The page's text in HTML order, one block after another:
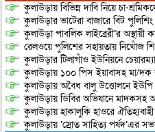
কুলাউড়ায় বিভিন্ন দাবি নিয়ে চা-
কুলাউড়ার ভাটেরা বাজারে বিট
কুলাউড়া পাবলিক লাইব্রেরী’র
রেলওয়ে পুলিশের সহায়তায় নিখোঁজ
কুলাউড়ার টিলাগাঁও ইউনিয়নে
কুলাউড়ায় ১০০ পিস ইয়াবাসহ মা/দক
কুলাউড়ায় অবৈধ বালু উত্তোলনে
কুলাউড়ায় ডিবির অভিযানে
কুলাউড়ায় হাকালুকি হাওরে
কুলাউড়ায় ‘স্রোত সাহিত্য পর্ষদ’এর